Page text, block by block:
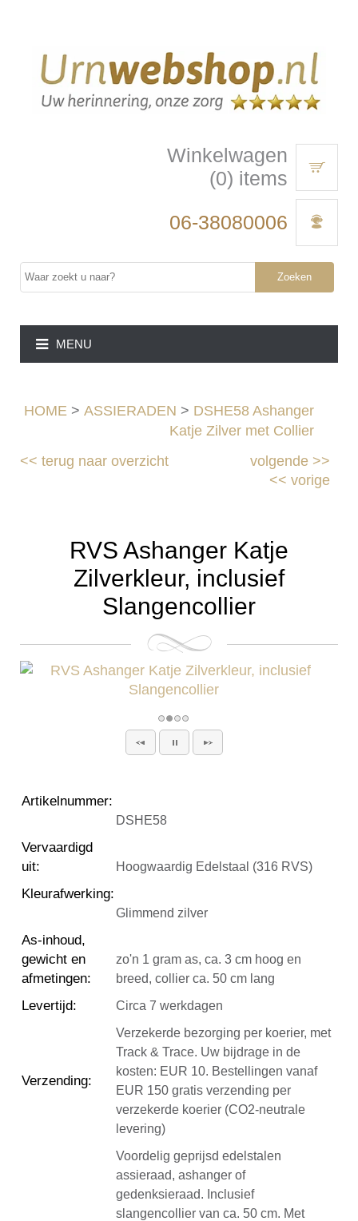
Winkelwagen
(0) items
06-38080006
Zoeken
MENU
HOME > ASSIERADEN > DSHE58 Ashanger
Katje Zilver met Collier
<<terug naar overzicht volgende>>
<< vorige
RVS Ashanger Katje
Zilverkleur, inclusief
Slangencollier
Artikelnummer:
DSHE58
Vervaardigd
uit: Hoogwaardig Edelstaal (316 RVS)
Kleurafwerking:
Glimmend zilver
As-inhoud,
gewicht en
afmetingen:
zo'n 1 gram as, ca. 3 cm hoog en
breed, collier ca. 50 cm lang
Levertijd: Circa 7 werkdagen
Verzending:
Verzekerde bezorging per koerier, met
Track & Trace. Uw bijdrage in de
kosten: EUR 10. Bestellingen vanaf
EUR 150 gratis verzending per
verzekerde koerier (CO2-neutrale
levering)
Voordelig geprijsd edelstalen
assieraad, ashanger of
gedenksieraad. Inclusief
slangencollier van ca. 50 cm. Met